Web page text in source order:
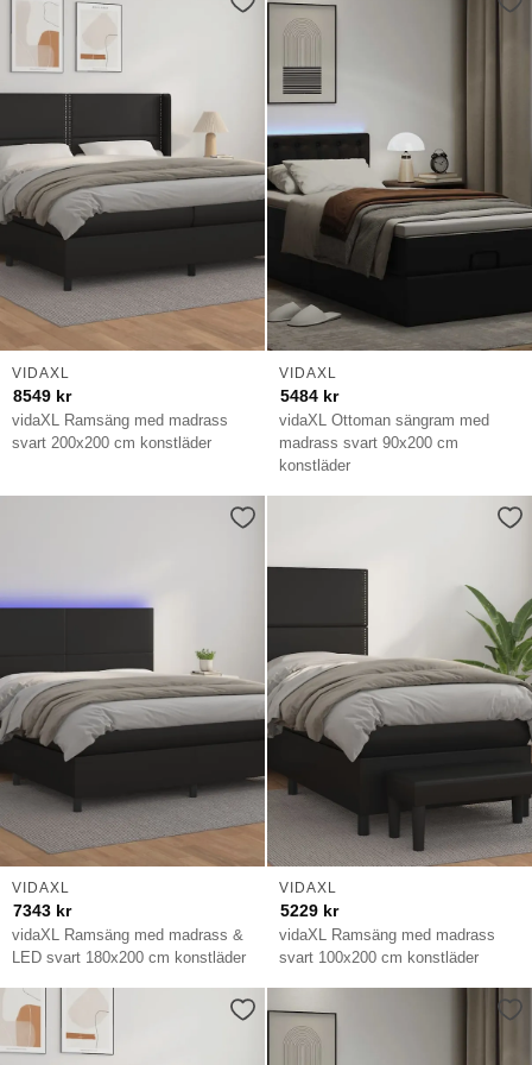
vidaXL Ramsäng med madrass
svart 200x200 cm konstläder
VIDAXL
8549 kr
vidaXL Ottoman sängram med
madrass svart 90x200 cm
konstläder
VIDAXL
5484 kr
vidaXL Ramsäng med madrass &
LED svart 180x200 cm konstläder
VIDAXL
7343 kr
vidaXL Ramsäng med madrass
svart 100x200 cm konstläder
VIDAXL
5229 kr